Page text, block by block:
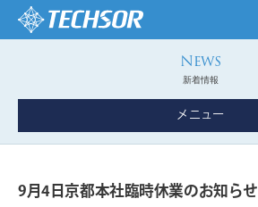
新着情報
メニュー
9月4日京都本社臨時休業のお知らせ